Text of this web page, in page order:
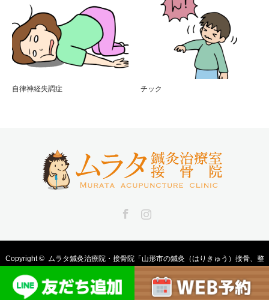
自律神経失調症 チック
Copyright © ムラタ鍼灸治療院・接骨院「山形市の鍼灸（はりきゅう）接骨、整
骨、整体、マッサージ、美容鍼」